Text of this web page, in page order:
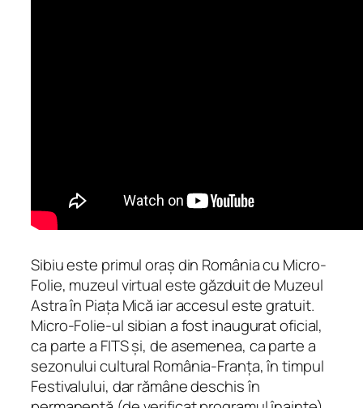
Sibiu este primul oraș din România cu Micro-
Folie, muzeul virtual este găzduit de Muzeul
Astra în Piața Mică iar accesul este gratuit.
Micro-Folie-ul sibian a fost inaugurat oficial,
ca parte a FITS și, de asemenea, ca parte a
sezonului cultural România-Franța, în timpul
Festivalului, dar rămâne deschis în